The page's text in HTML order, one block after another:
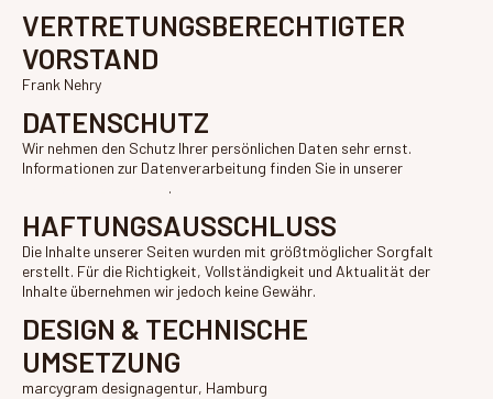
VERTRETUNGSBERECHTIGTER
VORSTAND
Frank Nehry
DATENSCHUTZ
Wir nehmen den Schutz Ihrer persönlichen Daten sehr ernst.
Informationen zur Datenverarbeitung finden Sie in unserer
.
HAFTUNGSAUSSCHLUSS
Die Inhalte unserer Seiten wurden mit größtmöglicher Sorgfalt
erstellt. Für die Richtigkeit, Vollständigkeit und Aktualität der
Inhalte übernehmen wir jedoch keine Gewähr.
DESIGN & TECHNISCHE
UMSETZUNG
marcygram designagentur, Hamburg